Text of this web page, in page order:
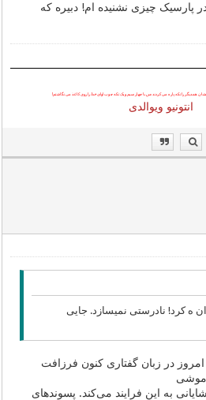
پارسیک چیزی نشنیده ام! دبیره که
همدیگر را تکه پاره می کردندمن با چهار سیم و یک تکه چوب اوایخدارا روی کاغذ می نگاشتم!
انتونیو ویوالدی
ه کرد! نادرستی نمیسازد. جایی
در زبان گفتاری کنون فرزافت
به این فرایند می‌کند. پسوندهای